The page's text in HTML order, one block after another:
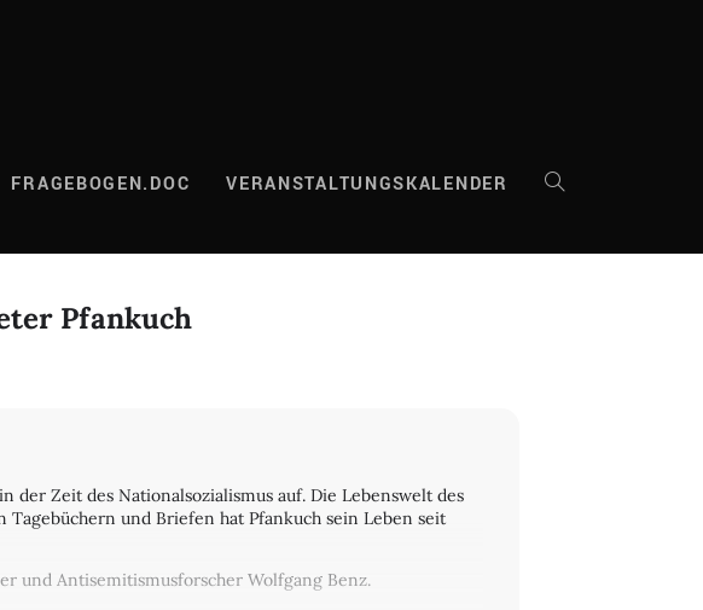
FRAGEBOGEN.DOC VERANSTALTUNGSKALENDER WEBSITE-
Pfankuch
der Zeit des Nationalsozialismus auf. Die Lebenswelt des
und Briefen hat Pfankuch sein Leben seit
und Antisemitismusforscher Wolfgang Benz.